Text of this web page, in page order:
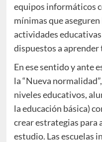
equipos informáticos
mínimas que
actividades
dispuestos a aprender
En ese sentido y ante
la “Nueva
niveles educativos,
la educación básica)
crear estrategias para
estudio. Las escuelas